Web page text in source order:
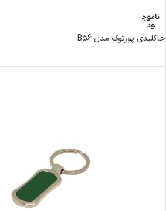
ناموج
ود
جاکلیدی پورتوک مدل B56